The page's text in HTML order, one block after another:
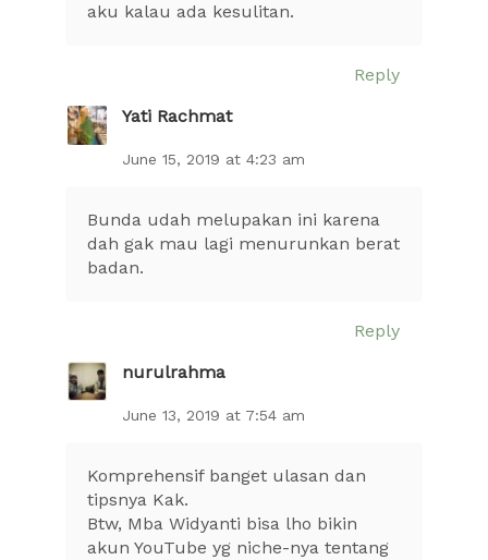
aku kalau ada kesulitan.
Reply
Yati Rachmat
June 15, 2019 at 4:23 am
Bunda udah melupakan ini karena
dah gak mau lagi menurunkan berat
badan.
Reply
nurulrahma
June 13, 2019 at 7:54 am
Komprehensif banget ulasan dan
tipsnya Kak.
Btw, Mba Widyanti bisa lho bikin
akun YouTube yg niche-nya tentang